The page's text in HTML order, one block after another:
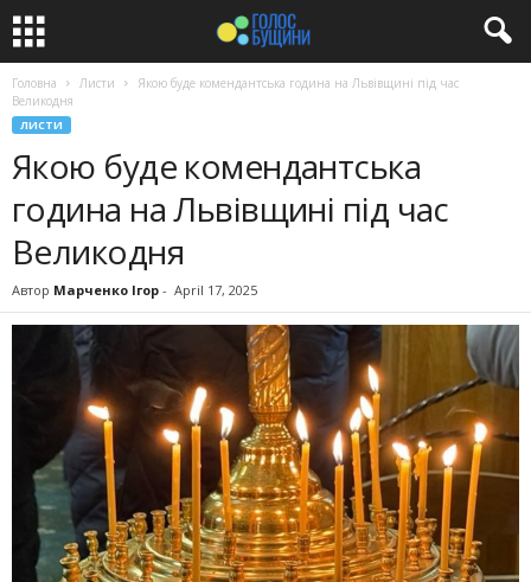
Головна Листи
Якою буде комендантська година на Львівщині під час
Великодня
ЛИСТИ
Якою буде комендантська
година на Львівщині під час
Великодня
Автор Марченко Ігор - April 17, 2025